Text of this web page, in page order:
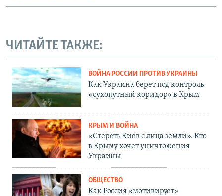
ЧИТАЙТЕ ТАКЖЕ:
ВОЙНА РОССИИ ПРОТИВ УКРАИНЫ
Как Украина берет под контроль
«сухопутный коридор» в Крым
КРЫМ И ВОЙНА
«Стереть Киев с лица земли». Кто
в Крыму хочет уничтожения
Украины
ОБЩЕСТВО
Как Россия «мотивирует»